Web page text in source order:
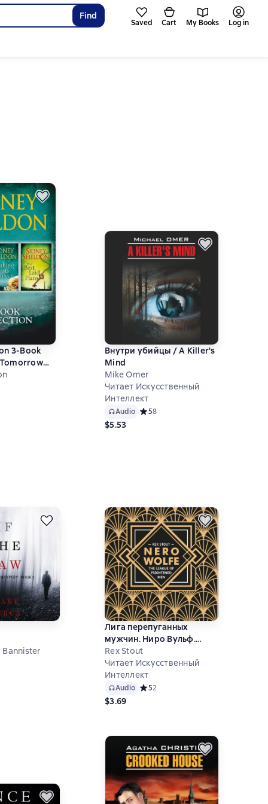
Find
Saved Cart My Books Log in
3-Book
Lasts
Laid
рейтинг 4,9 на основе 7 оценок
Внутри убийцы / A Killer's
Mind
Mike Omer
Читает Искусственный
Интеллект
Audio Средний рейтинг 5 на основе 8
58
$5.53
Bannister
рейтинг 4 на основе 2 оценок
Лига перепуганных
мужчин. Ниро Вульф.
Книга 2 / Nero Wolfe. The
League of Frightened Men
Rex Stout
Читает Искусственный
Интеллект
Audio Средний рейтинг 5 на основе 2
52
$3.69